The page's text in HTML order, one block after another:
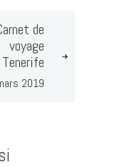
de
voyage
Tenerife
2019